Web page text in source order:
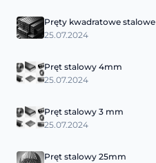
Pręty kwadratowe stalowe
25.07.2024
Pręt stalowy 4mm
25.07.2024
Pręt stalowy 3 mm
25.07.2024
Pręt stalowy 25mm